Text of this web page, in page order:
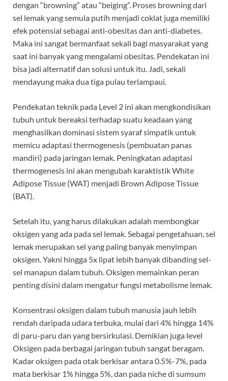
dengan “browning” atau “beiging”. Proses browning dari
sel lemak yang semula putih menjadi coklat juga memiliki
efek potensial sebagai anti-obesitas dan anti-diabetes.
Maka ini sangat bermanfaat sekali bagi masyarakat yang
saat ini banyak yang mengalami obesitas. Pendekatan ini
bisa jadi alternatif dan solusi untuk itu. Jadi, sekali
mendayung maka dua tiga pulau terlampaui.
Pendekatan teknik pada Level 2 ini akan mengkondisikan
tubuh untuk bereaksi terhadap suatu keadaan yang
menghasilkan dominasi sistem syaraf simpatik untuk
memicu adaptasi thermogenesis (pembuatan panas
mandiri) pada jaringan lemak. Peningkatan adaptasi
thermogenesis ini akan mengubah karaktistik White
Adipose Tissue (WAT) menjadi Brown Adipose Tissue
(BAT).
Setelah itu, yang harus dilakukan adalah membongkar
oksigen yang ada pada sel lemak. Sebagai pengetahuan, sel
lemak merupakan sel yang paling banyak menyimpan
oksigen. Yakni hingga 5x lipat lebih banyak dibanding sel-
sel manapun dalam tubuh. Oksigen memainkan peran
penting disini dalam mengatur fungsi metabolisme lemak.
Konsentrasi oksigen dalam tubuh manusia jauh lebih
rendah daripada udara terbuka, mulai dari 4% hingga 14%
di paru-paru dan yang bersirkulasi. Demikian juga level
Oksigen pada berbagai jaringan tubuh sangat beragam.
Kadar oksigen pada otak berkisar antara 0.5%-7%, pada
mata berkisar 1% hingga 5%, dan pada niche di sumsum